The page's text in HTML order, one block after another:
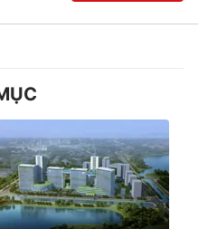
nếu không có sự chấp
VTV.vn khi phát hành lại